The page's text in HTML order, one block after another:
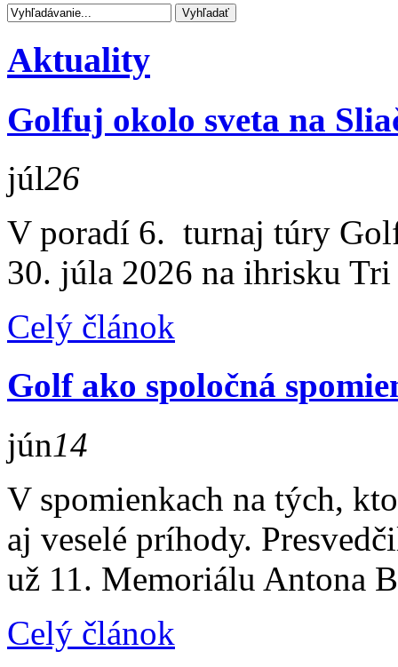
Aktuality
Golfuj okolo sveta na
júl26
V poradí 6. turnaj túry
30. júla 2026 na ihrisku
Celý článok
Golf ako spoločná
jún14
V spomienkach na tých,
aj veselé príhody.
už 11. Memoriálu Antona
Celý článok